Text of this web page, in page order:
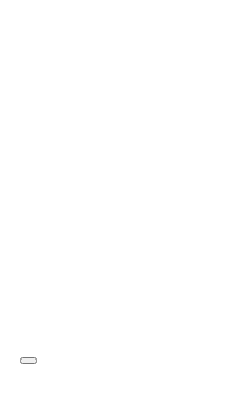
Hamburger Toggle Menu